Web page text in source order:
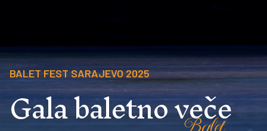
BALET FEST SARAJEVO 2025
Gala baletno veče